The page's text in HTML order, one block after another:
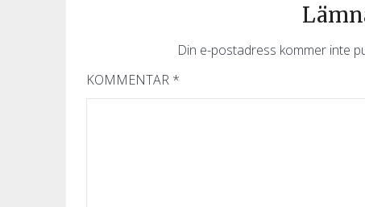
Din e-postadress kommer inte
KOMMENTAR *